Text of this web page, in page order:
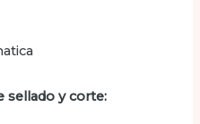
sellado y corte: